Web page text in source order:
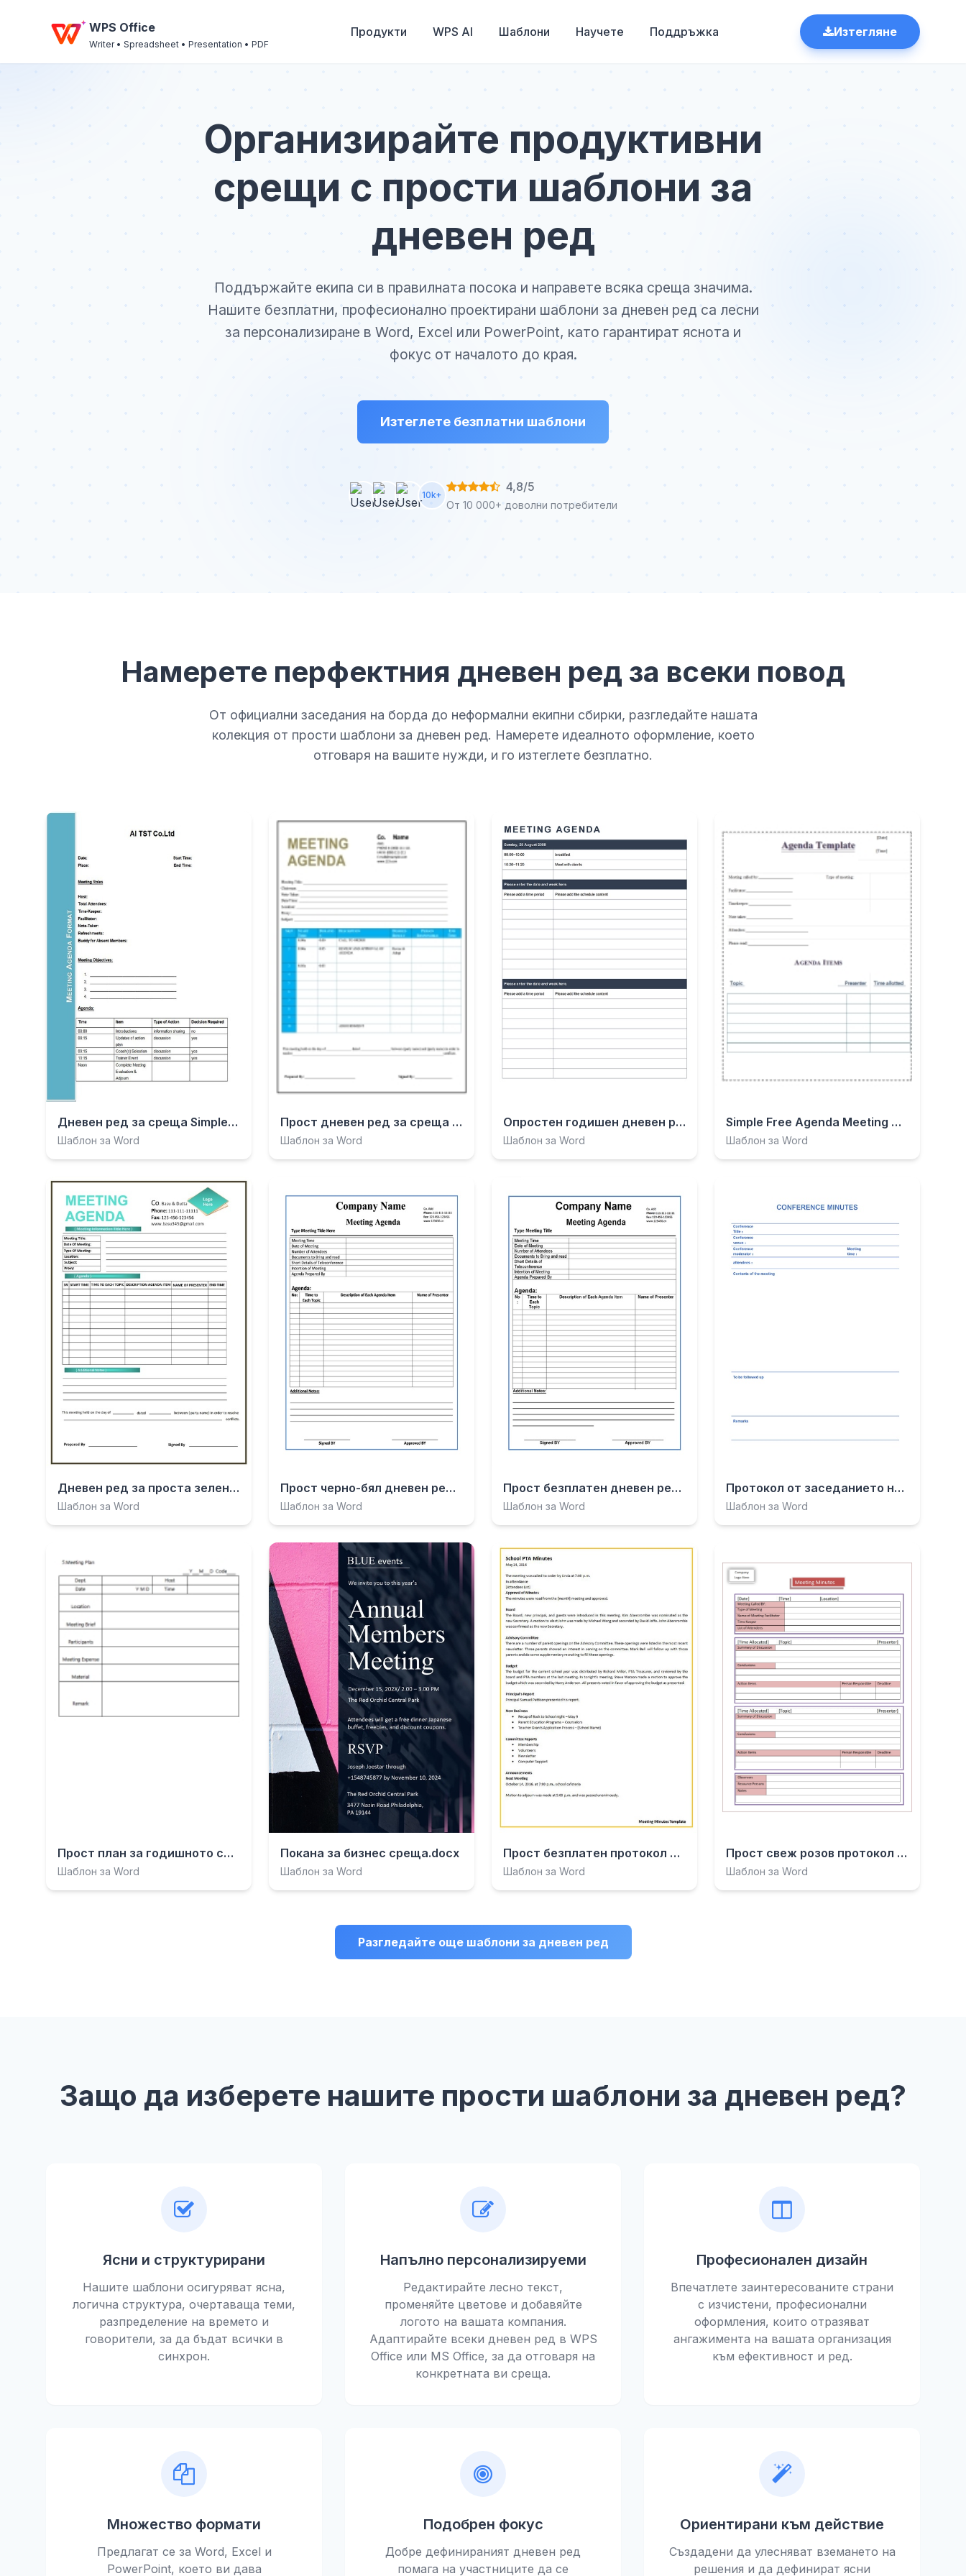
WPS Office
Writer • Spreadsheet • Presentation • PDF
Продукти WPS AI Шаблони Научете Поддръжка Изтегляне
Организирайте продуктивни
срещи с прости шаблони за
дневен ред
Поддържайте екипа си в правилната посока и направете всяка среща значима.
Нашите безплатни, професионално проектирани шаблони за дневен ред са лесни
за персонализиране в Word, Excel или PowerPoint, като гарантират яснота и
фокус от началото до края.
Изтеглете безплатни шаблони
10k+
4,8/5
От 10 000+ доволни потребители
Намерете перфектния дневен ред за всеки повод
От официални заседания на борда до неформални екипни сбирки, разгледайте нашата
колекция от прости шаблони за дневен ред. Намерете идеалното оформление, което
отговаря на вашите нужди, и го изтеглете безплатно.
Дневен ред за среща Simple Fresh Blue.docx
Шаблон за Word
Прост дневен ред за среща в синьо и бяло.docx
Шаблон за Word
Опростен годишен дневен ред на срещата.docx
Шаблон за Word
Simple Free Agenda Meeting Minutes.docx
Шаблон за Word
Дневен ред за проста зелена среща.docx
Шаблон за Word
Прост черно-бял дневен ред за среща.docx
Шаблон за Word
Прост безплатен дневен ред за среща.docx
Шаблон за Word
Протокол от заседанието на Проста бяла конференция.docx
Шаблон за Word
Прост план за годишното събрание.doc
Шаблон за Word
Покана за бизнес среща.docx
Шаблон за Word
Прост безплатен протокол от среща.docx
Шаблон за Word
Прост свеж розов протокол от среща.doc
Шаблон за Word
Разгледайте още шаблони за дневен ред
Защо да изберете нашите прости шаблони за дневен ред?
Ясни и структурирани
Нашите шаблони осигуряват ясна,
логична структура, очертаваща теми,
разпределение на времето и
говорители, за да бъдат всички в
синхрон.
Напълно персонализируеми
Редактирайте лесно текст,
променяйте цветове и добавяйте
логото на вашата компания.
Адаптирайте всеки дневен ред в WPS
Office или MS Office, за да отговаря на
конкретната ви среща.
Професионален дизайн
Впечатлете заинтересованите страни
с изчистени, професионални
оформления, които отразяват
ангажимента на вашата организация
към ефективност и ред.
Множество формати
Предлагат се за Word, Excel и
PowerPoint, което ви дава
Подобрен фокус
Добре дефинираният дневен ред
помага на участниците да се
Ориентирани към действие
Създадени да улесняват вземането на
решения и да дефинират ясни